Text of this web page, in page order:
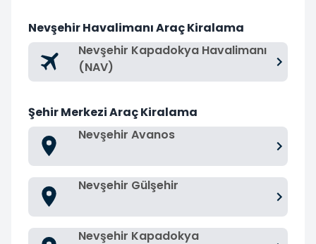
Nevşehir Havalimanı Araç Kiralama
Nevşehir Kapadokya Havalimanı
(NAV)
Şehir Merkezi Araç Kiralama
Nevşehir Avanos
Nevşehir Gülşehir
Nevşehir Kapadokya